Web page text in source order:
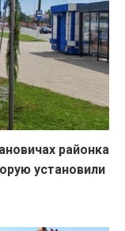
районка
установили